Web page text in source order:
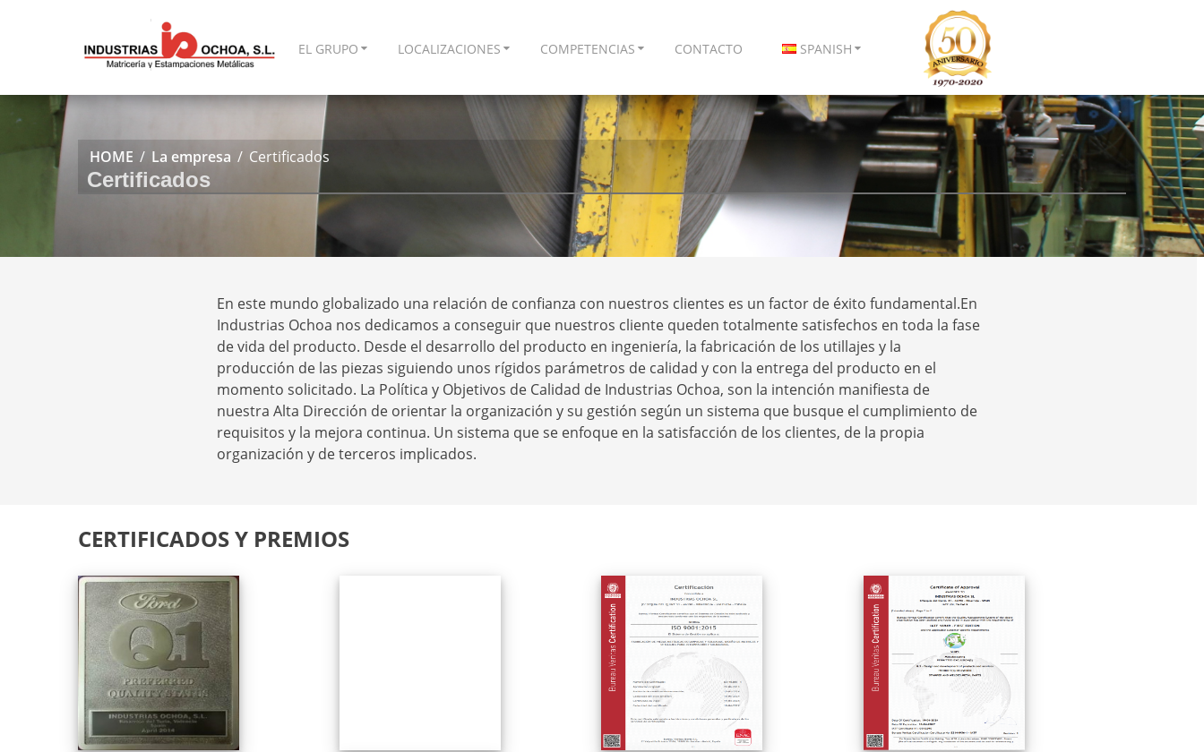
EL GRUPO LOCALIZACIONES COMPETENCIAS CONTACTO SPANISH
HOME / La empresa / Certificados
Certificados
En este mundo globalizado una relación de confianza con nuestros clientes es un factor de éxito fundamental.En
Industrias Ochoa nos dedicamos a conseguir que nuestros cliente queden totalmente satisfechos en toda la fase
de vida del producto. Desde el desarrollo del producto en ingeniería, la fabricación de los utillajes y la
producción de las piezas siguiendo unos rígidos parámetros de calidad y con la entrega del producto en el
momento solicitado. La Política y Objetivos de Calidad de Industrias Ochoa, son la intención manifiesta de
nuestra Alta Dirección de orientar la organización y su gestión según un sistema que busque el cumplimiento de
requisitos y la mejora continua. Un sistema que se enfoque en la satisfacción de los clientes, de la propia
organización y de terceros implicados.
CERTIFICADOS Y PREMIOS